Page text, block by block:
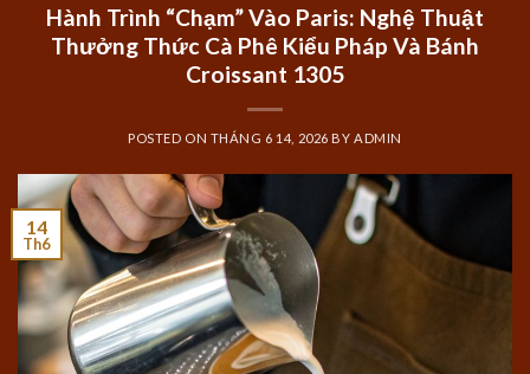
Hành Trình “Chạm” Vào Paris: Nghệ Thuật
Thưởng Thức Cà Phê Kiểu Pháp Và Bánh
Croissant 1305
POSTED ON THÁNG 6 14, 2026 BY ADMIN
14
Th6